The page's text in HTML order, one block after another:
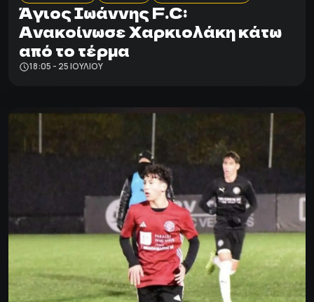
Άγιος Ιωάννης F.C:
Ανακοίνωσε Χαρκιολάκη κάτω
από το τέρμα
18:05 - 25 ΙΟΥΛΊΟΥ